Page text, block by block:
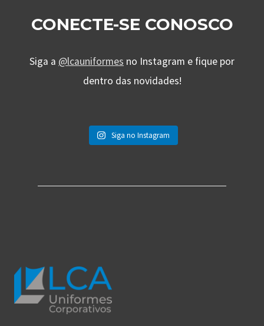
CONECTE-SE CONOSCO
Siga a @lcauniformes no Instagram e fique por
dentro das novidades!
Siga no Instagram